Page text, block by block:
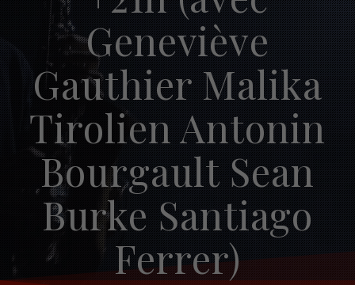
Geneviève
Gauthier Malika
Tirolien Antonin
Bourgault Sean
Burke Santiago
Ferrer)